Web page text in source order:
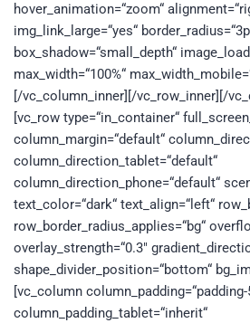
hover_animation=“zoom“
img_link_large=“yes“
box_shadow=“small_depth“
max_width=“100%“
[/vc_column_inner][/vc_row_inner][/
[vc_row type=“in_container“
column_margin=“default“
column_direction_tablet=“default“
column_direction_phone=“default“
text_color=“dark“ text_align=“left“
row_border_radius_applies=“bg“
overlay_strength=“0.3″
shape_divider_position=“bottom“
[vc_column column_padding=“padding-
column_padding_tablet=“inherit“